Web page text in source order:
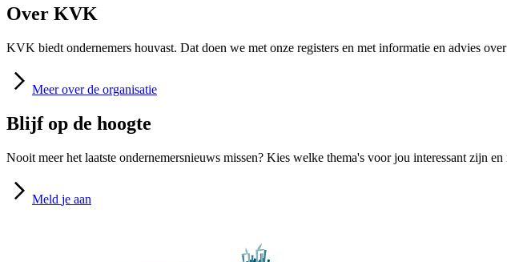
Over KVK
KVK biedt ondernemers houvast. Dat doen we met onze registers en met informatie en advies
Meer over de organisatie
Blijf op de hoogte
Nooit meer het laatste ondernemersnieuws missen? Kies welke thema's voor jou interessant zijn
Meld je aan